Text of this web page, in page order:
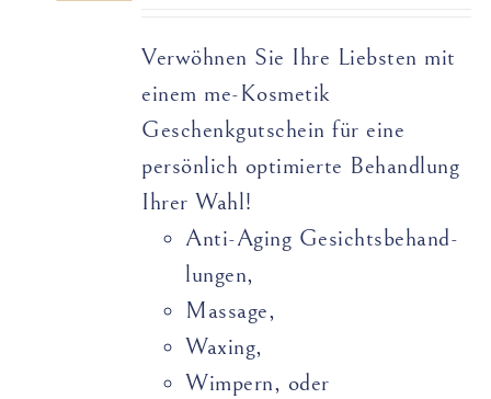
Verwöhnen Sie Ihre Liebsten mit
einem me-Kosmetik
Geschenkgutschein für eine
persönlich optimierte Behandlung
Ihrer Wahl!
Anti-Aging Gesichts­­­­behand­­
lungen,
Massage,
Waxing,
Wimpern, oder